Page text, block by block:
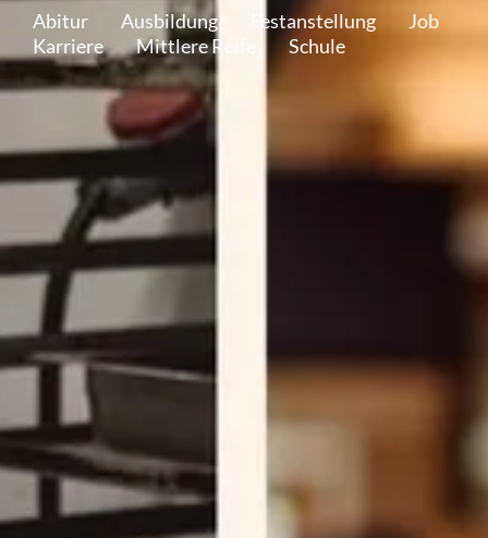
Abitur
Ausbildung Festanstellung
Job
Karriere
Mittlere Reife Schule